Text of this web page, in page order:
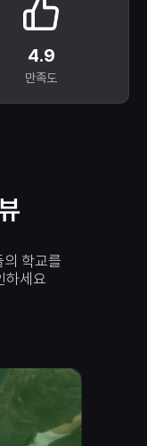
4.9
만족도
학교를
하세요